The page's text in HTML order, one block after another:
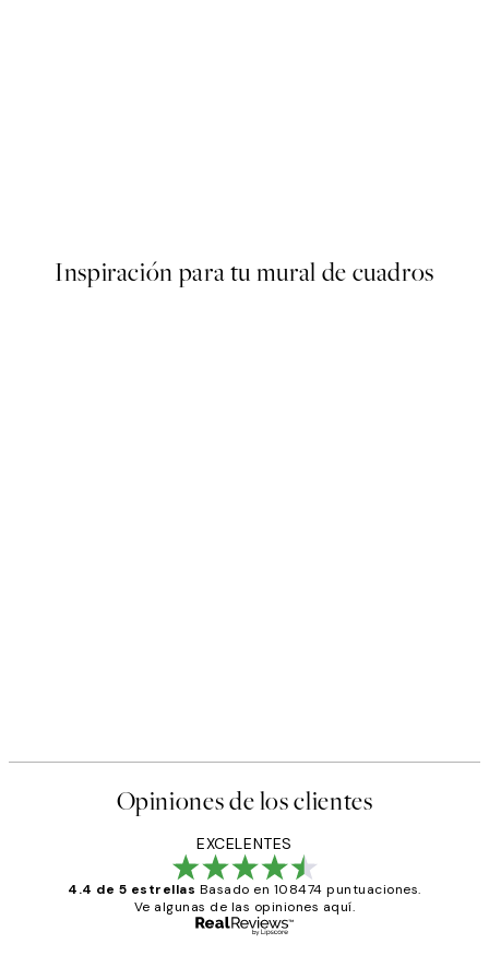
Inspiración para tu mural de cuadros
Opiniones de los clientes
EXCELENTES
4.4 de 5 estrellas Basado en 108474 puntuaciones.
Ve algunas de las opiniones aquí.